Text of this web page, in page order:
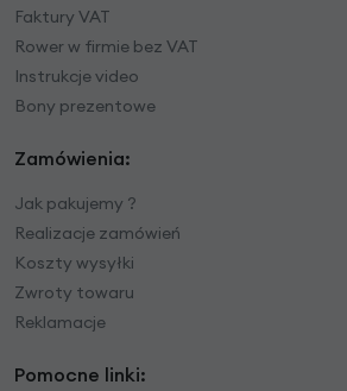
Faktury VAT
Rower w firmie bez VAT
Instrukcje video
Bony prezentowe
Zamówienia:
Jak pakujemy ?
Realizacje zamówień
Koszty wysyłki
Zwroty towaru
Reklamacje
Pomocne linki: